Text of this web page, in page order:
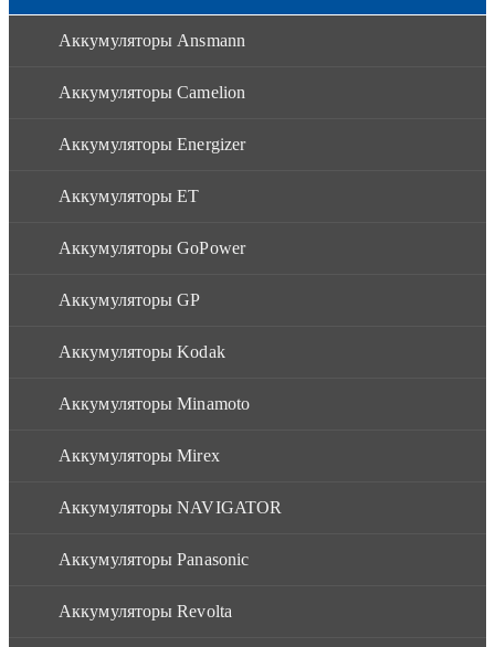
Аккумуляторы Ansmann
Аккумуляторы Camelion
Аккумуляторы Energizer
Аккумуляторы ET
Аккумуляторы GoPower
Аккумуляторы GP
Аккумуляторы Kodak
Аккумуляторы Minamoto
Аккумуляторы Mirex
Аккумуляторы NAVIGATOR
Аккумуляторы Panasonic
Аккумуляторы Revolta